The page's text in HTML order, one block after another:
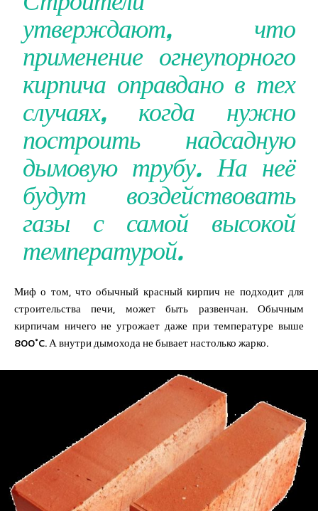
утверждают, что
применение огнеупорного
кирпича оправдано в тех
случаях, когда нужно
построить надсадную
дымовую трубу. На неё
будут воздействовать
газы с самой высокой
температурой.
Миф о том, что обычный красный кирпич не подходит для
строительства печи, может быть развенчан. Обычным
кирпичам ничего не угрожает даже при температуре выше
800˚C. А внутри дымохода не бывает настолько жарко.